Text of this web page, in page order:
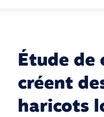
Étude de
créent
haricots